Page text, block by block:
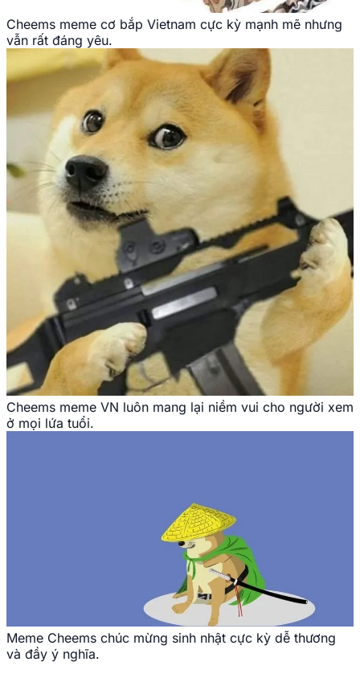
Cheems meme cơ bắp Vietnam cực kỳ mạnh mẽ nhưng
vẫn rất đáng yêu.
Cheems meme VN luôn mang lại niềm vui cho người xem
ở mọi lứa tuổi.
Meme Cheems chúc mừng sinh nhật cực kỳ dễ thương
và đầy ý nghĩa.